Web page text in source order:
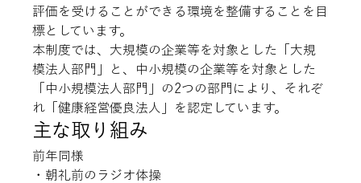
評価を受けることができる環境を整備することを目
標としています。
本制度では、大規模の企業等を対象とした「大規
模法人部門」と、中小規模の企業等を対象とした
「中小規模法人部門」の2つの部門により、それぞ
れ「健康経営優良法人」を認定しています。
主な取り組み
前年同様
・朝礼前のラジオ体操